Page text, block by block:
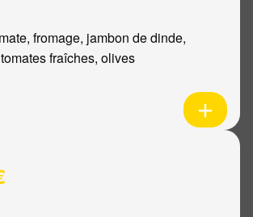
fromage, jambon de dinde,
fraîches, olives